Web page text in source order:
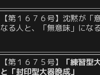
【第１６７６号】沈黙が「
なる人と、「無意味」にな
【第１６７５号】
「練習型
と「封印型大器晩成」